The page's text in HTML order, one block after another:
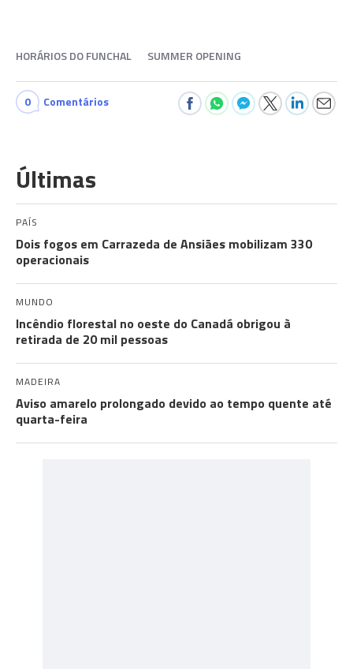
HORÁRIOS DO FUNCHAL SUMMER OPENING
0 Comentários
Últimas
PAÍS
Dois fogos em Carrazeda de Ansiães mobilizam 330
operacionais
MUNDO
Incêndio florestal no oeste do Canadá obrigou à
retirada de 20 mil pessoas
MADEIRA
Aviso amarelo prolongado devido ao tempo quente até
quarta-feira